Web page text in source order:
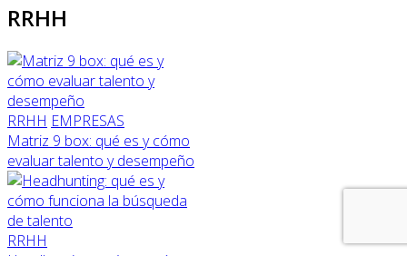
RRHH
RRHH EMPRESAS
Matriz 9 box: qué es y cómo
evaluar talento y desempeño
RRHH